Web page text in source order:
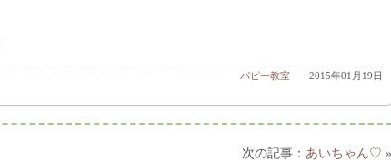
2015年01月19日
パピー教室
あいちゃん♡ »